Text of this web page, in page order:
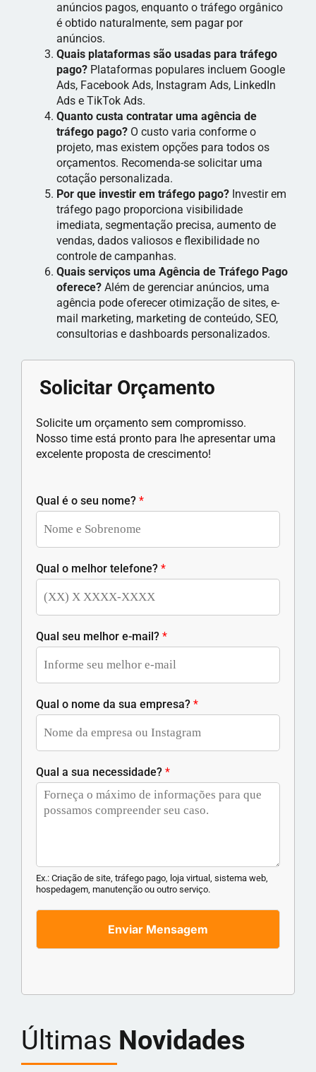
anúncios pagos, enquanto o tráfego orgânico
é obtido naturalmente, sem pagar por
anúncios.
Quais plataformas são usadas para tráfego
pago? Plataformas populares incluem Google
Ads, Facebook Ads, Instagram Ads, LinkedIn
Ads e TikTok Ads.
Quanto custa contratar uma agência de
tráfego pago? O custo varia conforme o
projeto, mas existem opções para todos os
orçamentos. Recomenda-se solicitar uma
cotação personalizada.
Por que investir em tráfego pago? Investir em
tráfego pago proporciona visibilidade
imediata, segmentação precisa, aumento de
vendas, dados valiosos e flexibilidade no
controle de campanhas.
Quais serviços uma Agência de Tráfego Pago
oferece? Além de gerenciar anúncios, uma
agência pode oferecer otimização de sites, e-
mail marketing, marketing de conteúdo, SEO,
consultorias e dashboards personalizados.
Solicitar Orçamento
Solicite um orçamento sem compromisso.
Nosso time está pronto para lhe apresentar uma
excelente proposta de crescimento!
Qual é o seu nome? *
Qual o melhor telefone? *
Qual seu melhor e-mail? *
Qual o nome da sua empresa? *
Qual a sua necessidade? *
Ex.: Criação de site, tráfego pago, loja virtual, sistema web,
hospedagem, manutenção ou outro serviço.
Enviar Mensagem
Últimas Novidades